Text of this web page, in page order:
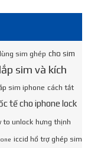
sim ghép cho sim
sim và kích
sim iphone cách tắt
tế cho iphone lock
to unlock hưng thịnh
iccid hổ trợ ghép sim